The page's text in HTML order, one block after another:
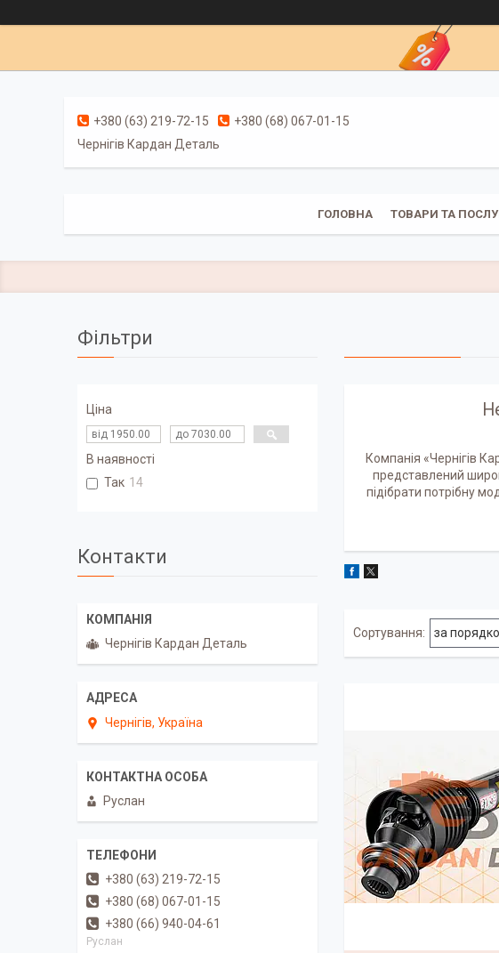
+380 (63) 219-72-15
+380 (68) 067-01-15
Чернігів Кардан Деталь
ГОЛОВНА ТОВАРИ ТА
Компанія «Чернігів
представлений
підібрати потрібну
Фільтри
Ціна
В наявності
Так 14
Контакти
Чернігів Кардан Деталь
Чернігів, Україна
Руслан
+380 (63) 219-72-15
+380 (68) 067-01-15
+380 (66) 940-04-61
Руслан